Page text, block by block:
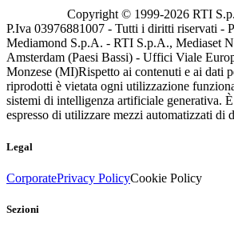
Copyright © 1999-2026 RTI
P.Iva 03976881007 - Tutti i diritti riservati -
Mediamond S.p.A. - RTI S.p.A., Mediaset
Amsterdam (Paesi Bassi) - Uffici Viale
Monzese (MI)Rispetto ai contenuti e ai dati
riprodotti è vietata ogni utilizzazione
sistemi di intelligenza artificiale generativa.
espresso di utilizzare mezzi automatizzati di
Legal
CorporatePrivacy PolicyCookie Policy
Sezioni